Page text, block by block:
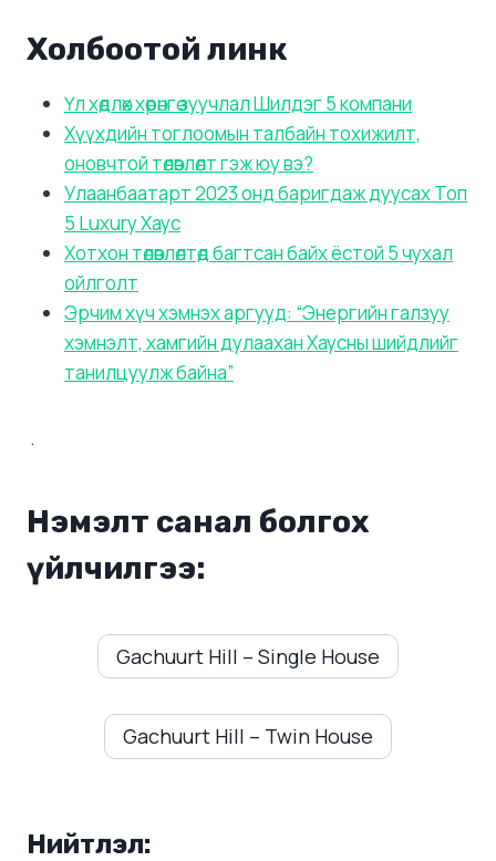
Холбоотой линк
Үл хөдлөх хөрөнгө зуучлал Шилдэг 5 компани
Хүүхдийн тоглоомын талбайн тохижилт,
оновчтой төлөвлөлт гэж юу вэ?
Улаанбаатарт 2023 онд баригдаж дуусах Топ
5 Luxury Хаус
Хотхон төлөвлөлтөд багтсан байх ёстой 5 чухал
ойлголт
Эрчим хүч хэмнэх аргууд: “Энергийн галзуу
хэмнэлт, хамгийн дулаахан Хаусны шийдлийг
танилцуулж байна”
.
Нэмэлт санал болгох
үйлчилгээ:
Gachuurt Hill – Single House
Gachuurt Hill – Twin House
Нийтлэл: